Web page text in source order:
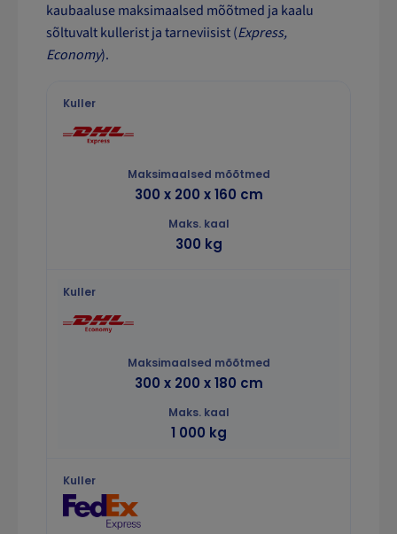
kaubaaluse maksimaalsed mõõtmed ja kaalu
sõltuvalt kullerist ja tarneviisist (Express,
Economy).
300 x 200 x 160 cm
300 kg
300 x 200 x 180 cm
1 000 kg